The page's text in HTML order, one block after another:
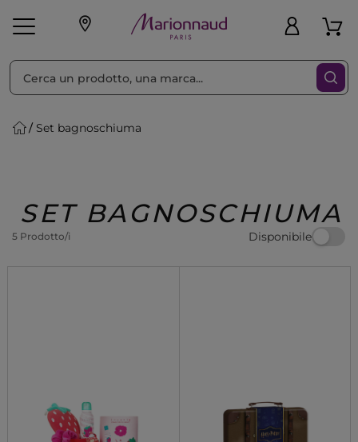
Make-up Profumi
Regalo
Set bagnoschiuma
SET BAGNOSCHIUMA
5 Prodotto/i Disponibile
Ordina per Filtra